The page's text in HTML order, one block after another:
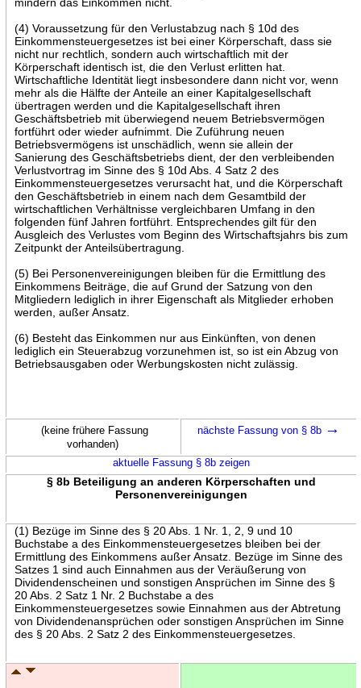
(4) Voraussetzung für den Verlustabzug nach § 10d des
Einkommensteuergesetzes ist bei einer Körperschaft, dass sie
nicht nur rechtlich, sondern auch wirtschaftlich mit der
Körperschaft identisch ist, die den Verlust erlitten hat.
Wirtschaftliche Identität liegt insbesondere dann nicht vor, wenn
mehr als die Hälfte der Anteile an einer Kapitalgesellschaft
übertragen werden und die Kapitalgesellschaft ihren
Geschäftsbetrieb mit überwiegend neuem Betriebsvermögen
fortführt oder wieder aufnimmt. Die Zuführung neuen
Betriebsvermögens ist unschädlich, wenn sie allein der
Sanierung des Geschäftsbetriebs dient, der den verbleibenden
Verlustvortrag im Sinne des § 10d Abs. 4 Satz 2 des
Einkommensteuergesetzes verursacht hat, und die Körperschaft
den Geschäftsbetrieb in einem nach dem Gesamtbild der
wirtschaftlichen Verhältnisse vergleichbaren Umfang in den
folgenden fünf Jahren fortführt. Entsprechendes gilt für den
Ausgleich des Verlustes vom Beginn des Wirtschaftsjahrs bis zum
Zeitpunkt der Anteilsübertragung.
(5) Bei Personenvereinigungen bleiben für die Ermittlung des
Einkommens Beiträge, die auf Grund der Satzung von den
Mitgliedern lediglich in ihrer Eigenschaft als Mitglieder erhoben
werden, außer Ansatz.
(6) Besteht das Einkommen nur aus Einkünften, von denen
lediglich ein Steuerabzug vorzunehmen ist, so ist ein Abzug von
Betriebsausgaben oder Werbungskosten nicht zulässig.
(keine frühere Fassung
vorhanden)
nächste Fassung von § 8b →
aktuelle Fassung § 8b zeigen
§ 8b Beteiligung an anderen Körperschaften und
Personenvereinigungen
(1) Bezüge im Sinne des § 20 Abs. 1 Nr. 1, 2, 9 und 10
Buchstabe a des Einkommensteuergesetzes bleiben bei der
Ermittlung des Einkommens außer Ansatz. Bezüge im Sinne des
Satzes 1 sind auch Einnahmen aus der Veräußerung von
Dividendenscheinen und sonstigen Ansprüchen im Sinne des §
20 Abs. 2 Satz 1 Nr. 2 Buchstabe a des
Einkommensteuergesetzes sowie Einnahmen aus der Abtretung
von Dividendenansprüchen oder sonstigen Ansprüchen im Sinne
des § 20 Abs. 2 Satz 2 des Einkommensteuergesetzes.